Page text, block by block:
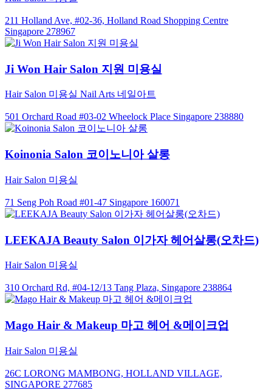
211 Holland Ave, #02-36, Holland Road Shopping Centre
Singapore 278967
Ji Won Hair Salon 지원 미용실
Hair Salon 미용실 Nail Arts 네일아트
501 Orchard Road #03-02 Wheelock Place Singapore 238880
Koinonia Salon 코이노니아 살롱
Hair Salon 미용실
71 Seng Poh Road #01-47 Singapore 160071
LEEKAJA Beauty Salon 이가자 헤어살롱(오차드)
Hair Salon 미용실
310 Orchard Rd, #04-12/13 Tang Plaza, Singapore 238864
Mago Hair & Makeup 마고 헤어 &메이크업
Hair Salon 미용실
26C LORONG MAMBONG, HOLLAND VILLAGE,
SINGAPORE 277685